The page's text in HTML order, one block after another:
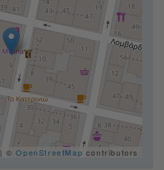
| ©OpenStreetMap contributors